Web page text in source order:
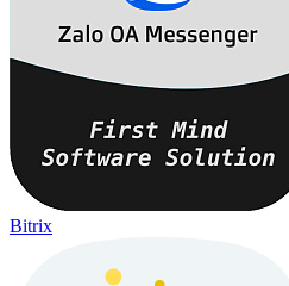
Bitrix